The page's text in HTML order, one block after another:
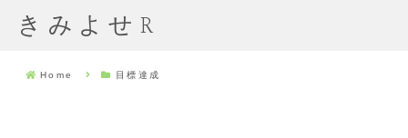
きみよせR
Home 目標達成